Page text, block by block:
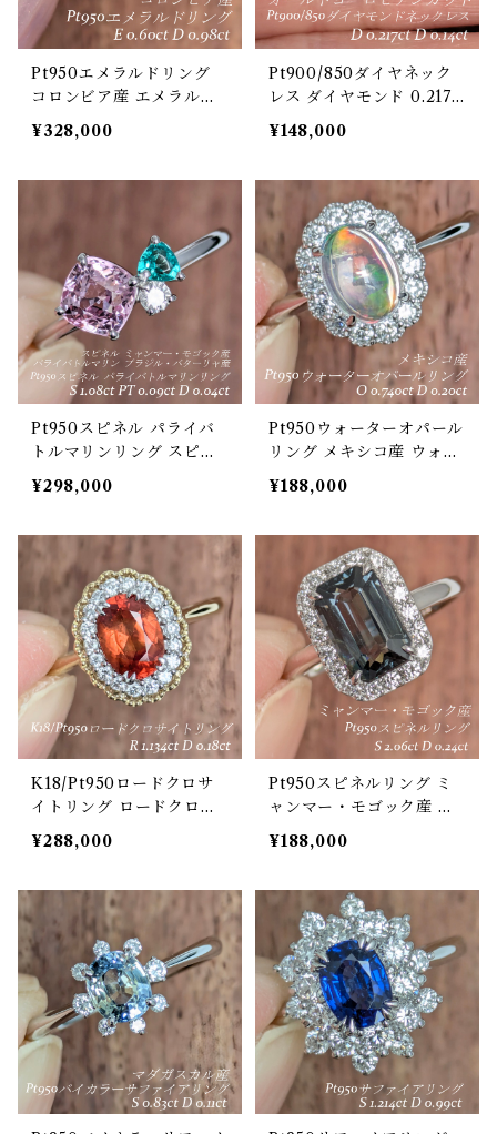
Pt950エメラルドリング
コロンビア産 エメラルド
0.60ct ダイヤモンド 0.98
ct【PRO208198】
¥328,000
Pt900/850ダイヤネック
レス ダイヤモンド 0.217c
t ダイヤモンド 0.14ct【P
RO203596】
¥148,000
Pt950スピネル パライバ
トルマリンリング スピネ
ル ミャンマー・モゴック
産 パライバトルマリン ブ
ピネル 1.08ct パライバト
ルマリン 0.09ct ダイヤモ
ンド 0.04ct【PRO20807
6】
¥298,000
Pt950ウォーターオパール
リング メキシコ産 ウォー
ターオパール 0.740ct ダ
イヤモンド 0.20ct【PRO
¥188,000
K18/Pt950ロードクロサ
イトリング ロードクロサ
イト 1.134ct ダイヤモンド
0.18ct【PRO208075】
¥288,000
Pt950スピネルリング ミ
ャンマー・モゴック産 ス
ピネル 2.06ct ダイヤモン
ド 0.24ct【PRO20758
¥188,000